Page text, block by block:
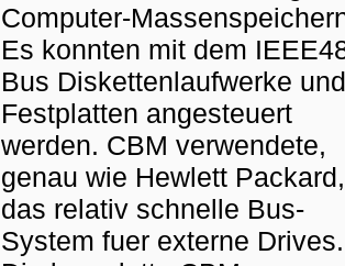
Computer-
Es konnten mit dem
Bus Diskettenlaufwerke und
Festplatten angesteuert
werden. CBM verwendete,
genau wie Hewlett Packard,
das relativ schnelle Bus-
System fuer externe Drives.